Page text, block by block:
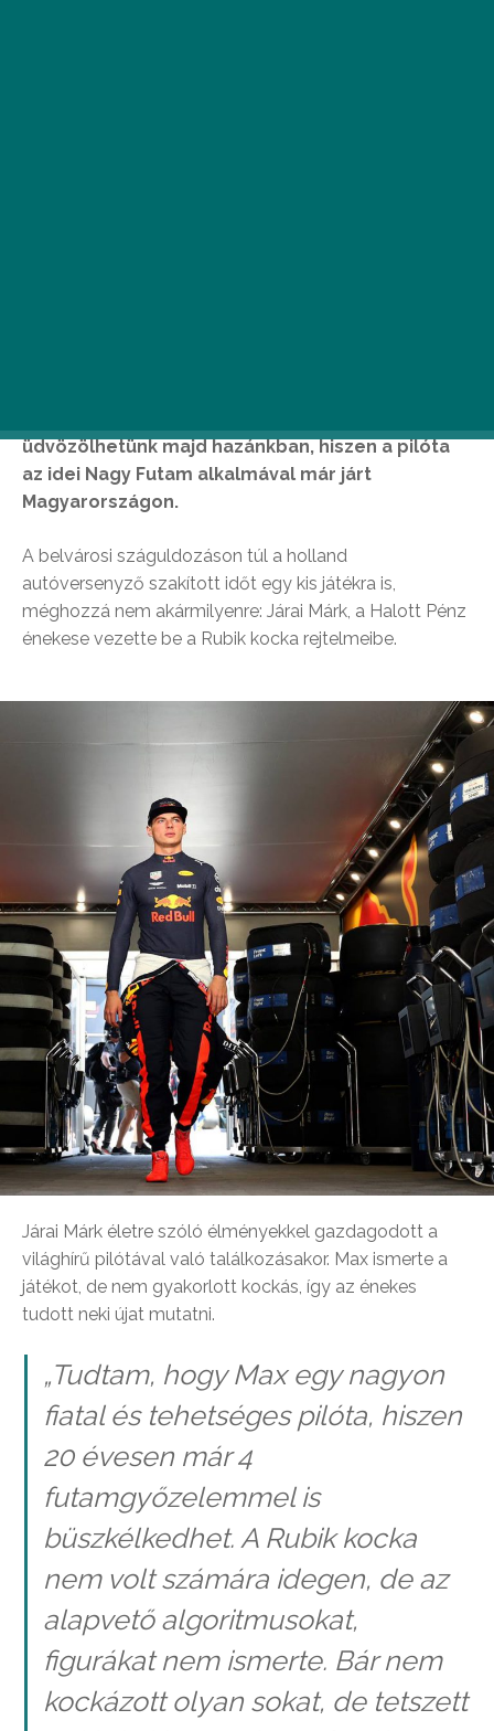
üdvözölhetünk majd hazánkban, hiszen a pilóta
az idei Nagy Futam alkalmával már járt
Magyarországon.
A belvárosi száguldozáson túl a holland
autóversenyző szakított időt egy kis játékra is,
méghozzá nem akármilyenre: Járai Márk, a Halott Pénz
énekese vezette be a Rubik kocka rejtelmeibe.
Járai Márk életre szóló élményekkel gazdagodott a
világhírű pilótával való találkozásakor. Max ismerte a
játékot, de nem gyakorlott kockás, így az énekes
tudott neki újat mutatni.
„Tudtam, hogy Max egy nagyon
fiatal és tehetséges pilóta, hiszen
20 évesen már 4
futamgyőzelemmel is
büszkélkedhet. A Rubik kocka
nem volt számára idegen, de az
alapvető algoritmusokat,
figurákat nem ismerte. Bár nem
kockázott olyan sokat, de tetszett